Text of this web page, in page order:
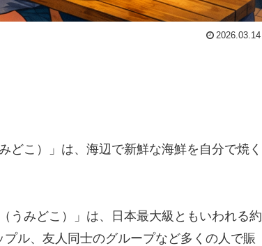
2026.03.14
どこ）」は、海辺で新鮮な海鮮を自分で焼く
うみどこ）」は、日本最大級ともいわれる約
ル、友人同士のグループなど多くの人で賑